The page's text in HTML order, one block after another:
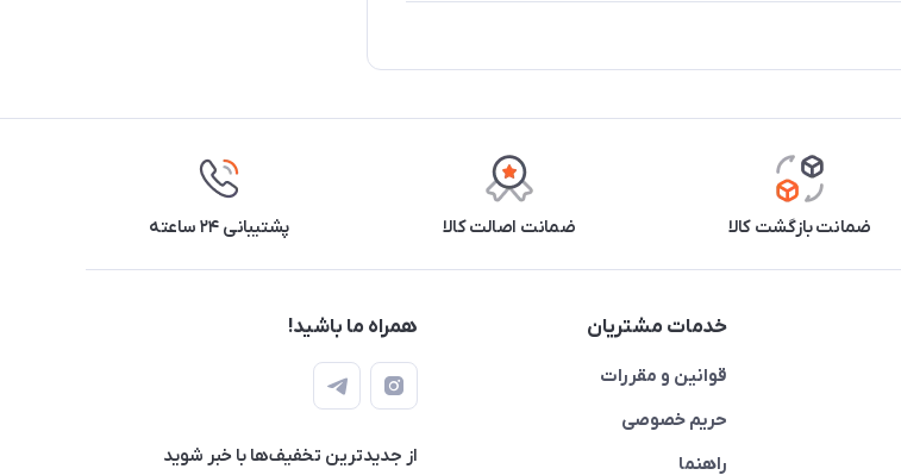
ضمانت بازگشت کالا ضمانت اصالت کالا پشتیبانی ۲۴ ساعته
خدمات مشتریان
قوانین و مقررات
حریم خصوصی
راهنما
همراه ما باشید!
از جدید‌ترین تخفیف‌ها با‌ خبر شوید